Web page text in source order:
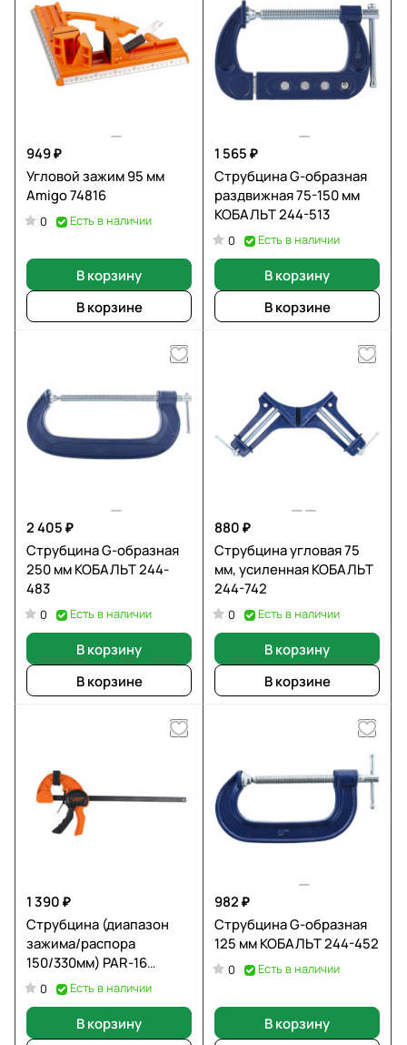
949 ₽
Угловой зажим 95 мм
Amigo 74816
0 Есть в наличии
В корзину
В корзине
1 565 ₽
Струбцина G-образная
раздвижная 75-150 мм
КОБАЛЬТ 244-513
0 Есть в наличии
В корзину
В корзине
2 405 ₽
Струбцина G-образная
250 мм КОБАЛЬТ 244-
483
0 Есть в наличии
В корзину
В корзине
880 ₽
Струбцина угловая 75
мм, усиленная КОБАЛЬТ
244-742
0 Есть в наличии
В корзину
В корзине
1 390 ₽
Струбцина (диапазон
зажима/распора
150/330мм) PAR-16
100140
0 Есть в наличии
В корзину
982 ₽
Струбцина G-образная
125 мм КОБАЛЬТ 244-452
0 Есть в наличии
В корзину